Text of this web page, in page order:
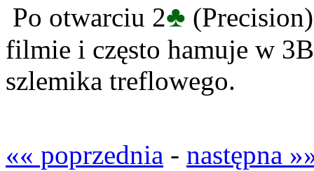
Po otwarciu 2♣
filmie i często hamuje w
szlemika treflowego.
«« poprzednia - następna